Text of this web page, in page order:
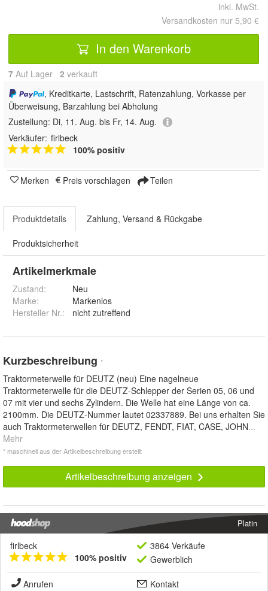
inkl. MwSt.
Versandkosten nur 5,90 €
In den Warenkorb
7 Auf Lager 2 verkauft
, Kreditkarte, Lastschrift, Ratenzahlung, Vorkasse per
Überweisung, Barzahlung bei Abholung
Zustellung: Di, 11. Aug. bis Fr, 14. Aug.
Verkäufer: firlbeck
100% positiv
Merken Preis vorschlagen Teilen
Produktdetails Zahlung, Versand & Rückgabe
Produktsicherheit
Artikelmerkmale
Zustand:
Neu
Marke:
Markenlos
Hersteller Nr.:
nicht zutreffend
Kurzbeschreibung *
Traktormeterwelle für DEUTZ (neu) Eine nagelneue
Traktormeterwelle für die DEUTZ-Schlepper der Serien 05, 06 und
07 mit vier und sechs Zylindern. Die Welle hat eine Länge von ca.
2100mm. Die DEUTZ-Nummer lautet 02337889. Bei uns erhalten Sie
auch Traktormeterwellen für DEUTZ, FENDT, FIAT, CASE, JOHN...
Mehr
* maschinell aus der Artikelbeschreibung erstellt
Artikelbeschreibung anzeigen
Platin
firlbeck
100% positiv
3864 Verkäufe
Gewerblich
Anrufen
Kontakt